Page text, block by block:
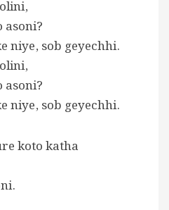
asoni?
niye, sob geyechhi.
asoni?
niye, sob geyechhi.
koto katha